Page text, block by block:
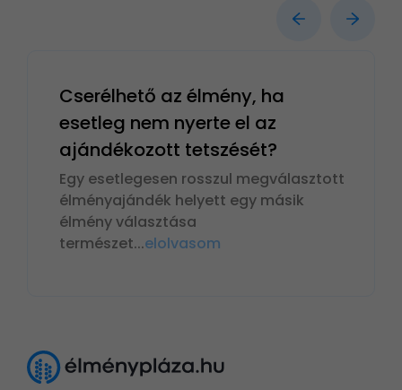
Cserélhető az élmény, ha
esetleg nem nyerte el az
ajándékozott tetszését?
Egy esetlegesen rosszul megválasztott
élményajándék helyett egy másik
élmény választása
természet...elolvasom